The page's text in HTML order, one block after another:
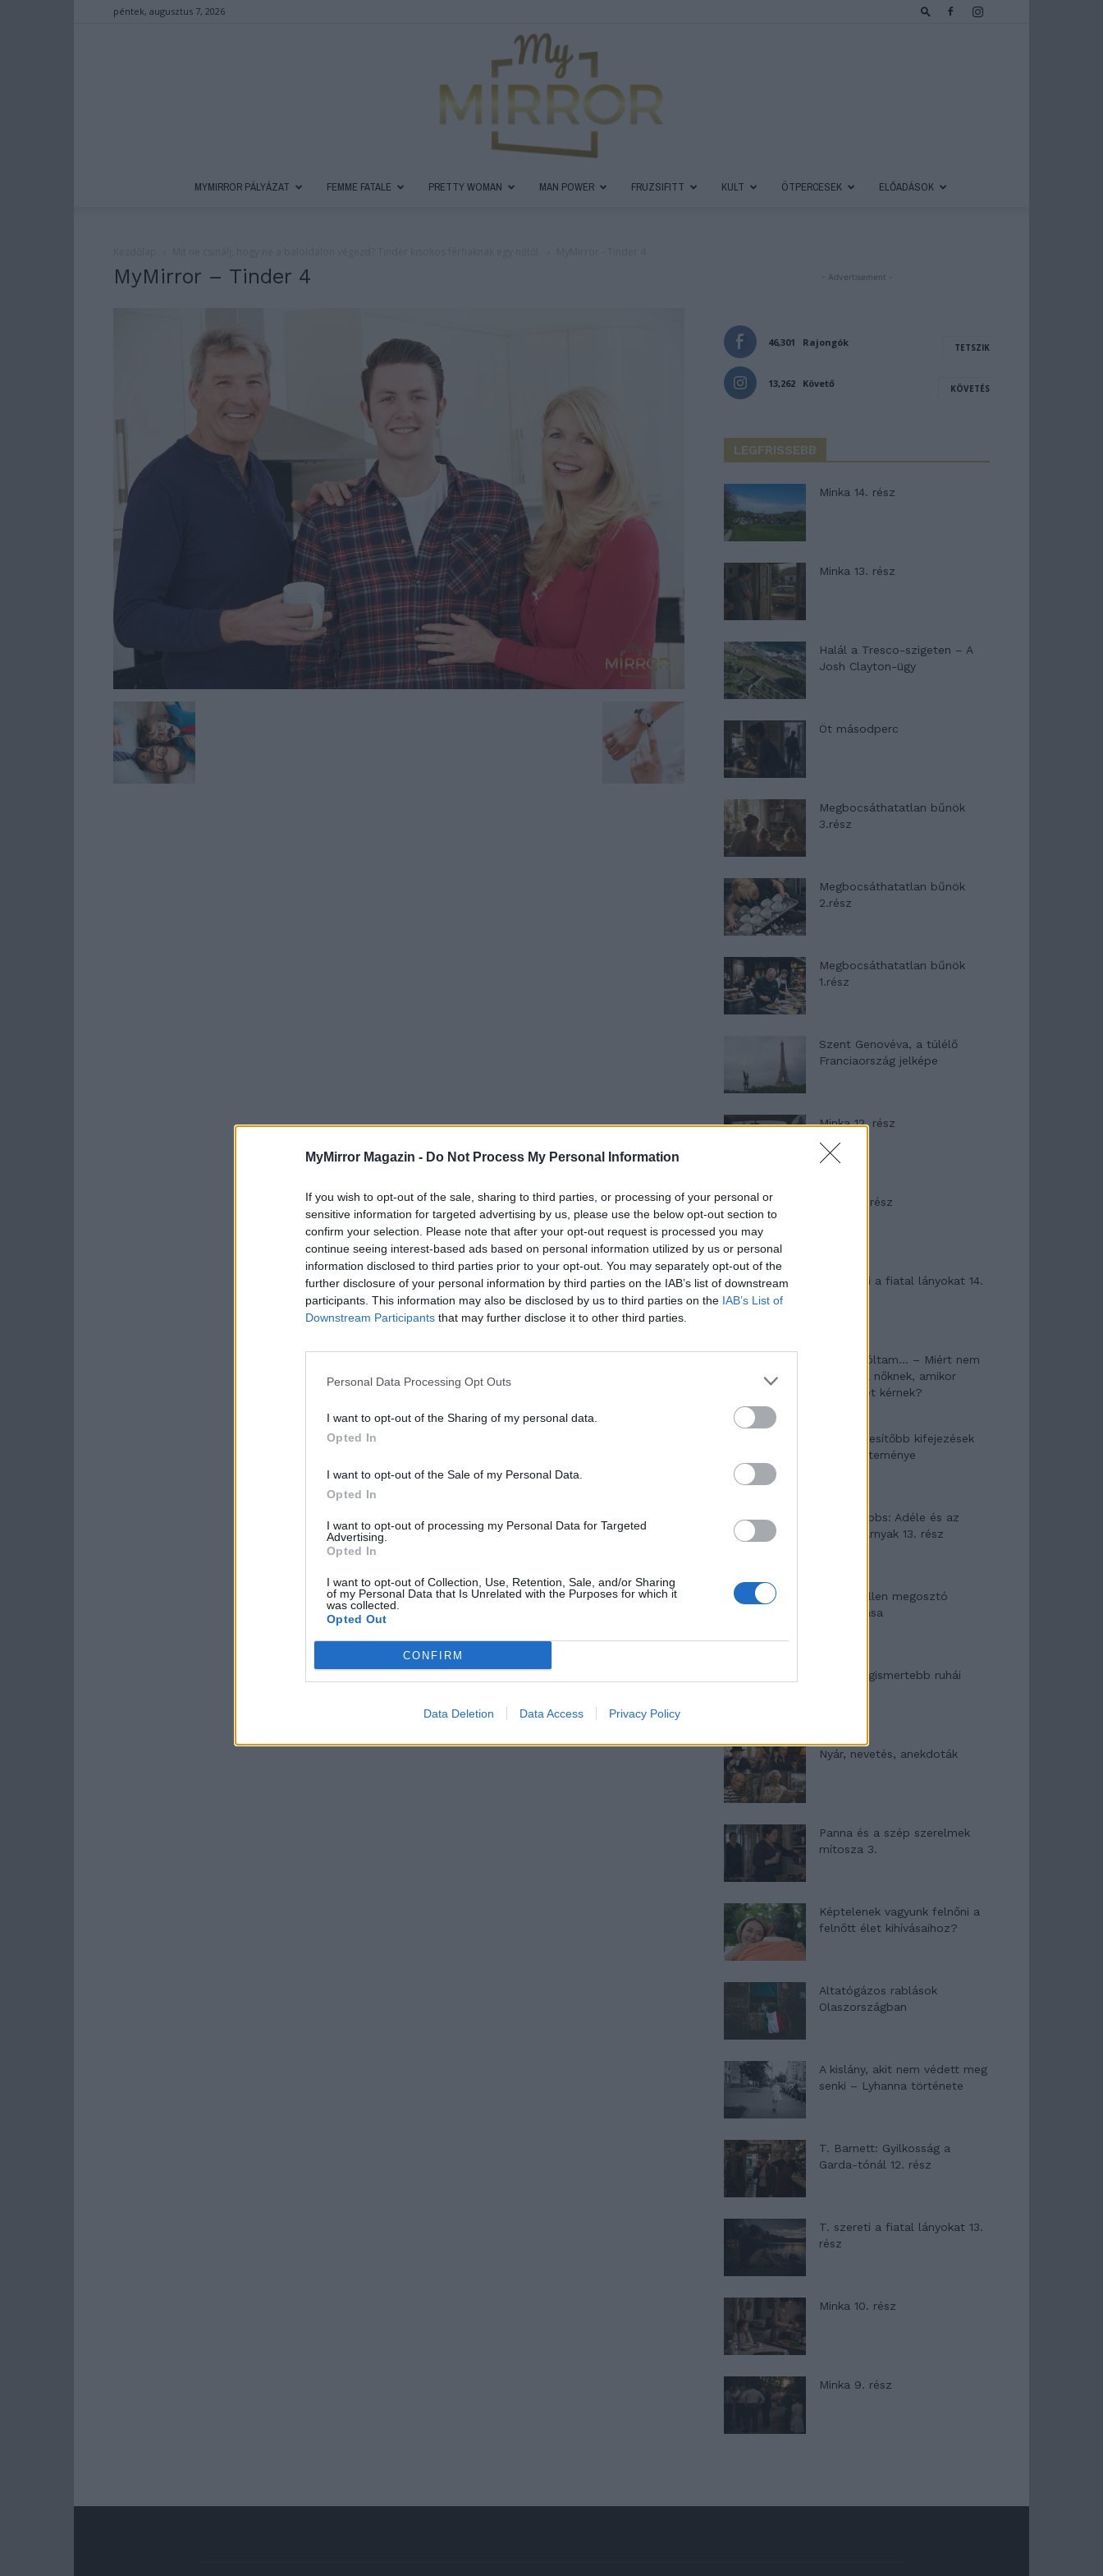
MyMirror Magazin - Do Not Process My Personal Information
If you wish to opt-out of the sale, sharing to third parties, or processing of your personal or
sensitive information for targeted advertising by us, please use the below opt-out section to
confirm your selection. Please note that after your opt-out request is processed you may
continue seeing interest-based ads based on personal information utilized by us or personal
information disclosed to third parties prior to your opt-out. You may separately opt-out of the
further disclosure of your personal information by third parties on the IAB’s list of downstream
participants. This information may also be disclosed by us to third parties on the IAB’s List of
Downstream Participants that may further disclose it to other third parties.
Personal Data Processing Opt Outs
I want to opt-out of the Sharing of my personal data.
Opted In
I want to opt-out of the Sale of my Personal Data.
Opted In
I want to opt-out of processing my Personal Data for Targeted
Advertising.
Opted In
I want to opt-out of Collection, Use, Retention, Sale, and/or Sharing
of my Personal Data that Is Unrelated with the Purposes for which it
was collected.
Opted Out
CONFIRM
Data Deletion Data Access Privacy Policy
péntek, augusztus 7, 2026
MYMIRROR PÁLYÁZAT FEMME FATALE PRETTY WOMAN MAN POWER FRUZSIFITT KULT ÖTPERCESEK ELŐADÁSOK
MyMirror – Tinder 4 - Advertisement -
46,301 Rajongók TETSZIK
13,262 Követő KÖVETÉS
LEGFRISSEBB
Minka 14. rész
Minka 13. rész
Halál a Tresco-szigeten – A
Josh Clayton-ügy
Öt másodperc
Megbocsáthatatlan bűnök
3.rész
Megbocsáthatatlan bűnök
2.rész
Megbocsáthatatlan bűnök
1.rész
Szent Genovéva, a túlélő
Franciaország jelképe
Minka 12. rész
Minka 11. rész
T. szereti a fiatal lányokat 14.
Pedig szóltam… – Miért nem
hiszünk a nőknek, amikor
segítséget kérnek?
A legidegesítőbb kifejezések
laza gyűjteménye
Elyna Robbs: Adéle és az
örökölt árnyak 13. rész
Woody Allen megosztó
zsenialitása
A világ legismertebb ruhái
Nyár, nevetés, anekdoták
Panna és a szép szerelmek
mítosza 3.
Képtelenek vagyunk felnőni a
felnőtt élet kihívásaihoz?
Altatógázos rablások
Olaszországban
A kislány, akit nem védett meg
senki – Lyhanna története
T. Barnett: Gyilkosság a
Garda-tónál 12. rész
T. szereti a fiatal lányokat 13.
rész
Minka 10. rész
Minka 9. rész